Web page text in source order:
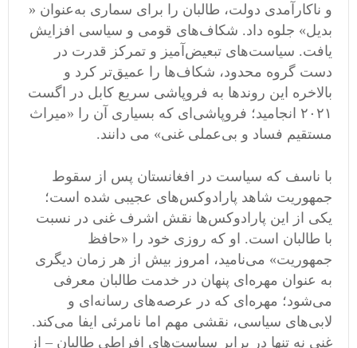
و ناکارآمدی دولت، طالبان را برای سماری به‌عنوان «
بدیل» جلوه داد. شکاف‌های قومی و سیاسی افزایش
یافت. سیاست‌های تبعیض‌آمیز و تمرکز قدرت در
دست گروه محدود، شکاف‌ها را عمیق‌تر کرد و
بالاخره این روندها به فروپاشی سریع کابل در اگست
۲۰۲۱ انجامید؛ فروپاشی‌ای که بسیاری آن را «میراث
مستقیم فساد و بی‌عملی غنی» می دانند.
با ناسف که سیاست در افغانستان پس از سقوط
جمهوریت شاهد پارادوکس‌های عجیبی شده است؛
یکی از این پارادوکس‌ها نقش اشرف غنی در نسبت
با طالبان است. او که روزی خود را «حافظ
جمهوریت» می‌نامید، امروز بیش از هر زمان دیگری
به عنوان مهره‌ای پنهان در خدمت طالبان معرفی
می‌شود؛ مهره‌ای که در عرصه‌های رسانه‌ای و
لابی‌های سیاسی، نقشی مهم اما نامرئی ایفا می‌کند.
غنی نه تنها در برابر سیاست‌های افراطی طالبان – از